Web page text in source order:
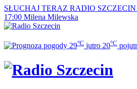
SŁUCHAJ TERAZ RADIO
17:00 Milena Milewska
29°C jutro 20°C